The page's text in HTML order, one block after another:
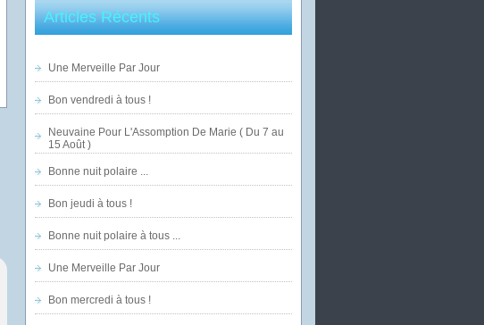
Articles Récents
Une Merveille Par Jour
Bon vendredi à tous !
Neuvaine Pour L'Assomption De Marie ( Du 7 au
15 Août )
Bonne nuit polaire ...
Bon jeudi à tous !
Bonne nuit polaire à tous ...
Une Merveille Par Jour
Bon mercredi à tous !